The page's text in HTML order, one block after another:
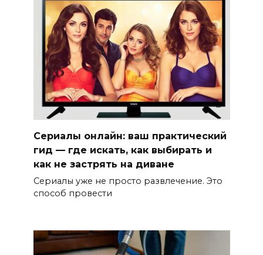
Сериалы онлайн: ваш практический
гид — где искать, как выбирать и
как не застрять на диване
Сериалы уже не просто развлечение. Это
способ провести